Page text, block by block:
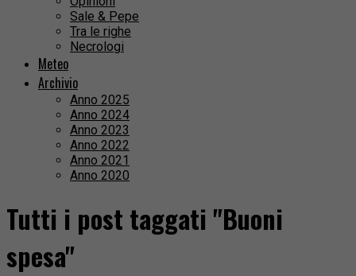
Sale & Pepe
Tra le righe
Necrologi
Meteo
Archivio
Anno 2025
Anno 2024
Anno 2023
Anno 2022
Anno 2021
Anno 2020
Tutti i post taggati "Buoni
spesa"